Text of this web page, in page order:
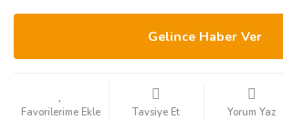
Gelince Haber Ver
Tavsiye Et Yorum Yaz